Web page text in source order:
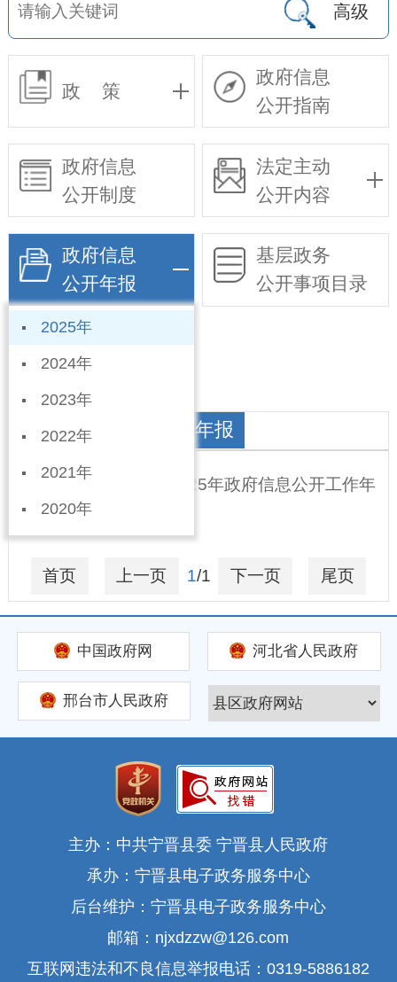
高级
政 策
政府信息
公开指南
政府信息
公开制度
法定主动
公开内容
政府信息
公开年报
2025年
2024年
2023年
2022年
2021年
2020年
基层政务
公开事项目录
依申请公开
发改局政府信息公开年报
宁晋县发展和改革局2025年政府信息公开工作年
度 报告 2026-01-08
首页 上一页 1/1 下一页 尾页
中国政府网 河北省人民政府
邢台市人民政府
主办：中共宁晋县委 宁晋县人民政府
承办：宁晋县电子政务服务中心
后台维护：宁晋县电子政务服务中心
邮箱：njxdzzw@126.com
互联网违法和不良信息举报电话：0319-5886182